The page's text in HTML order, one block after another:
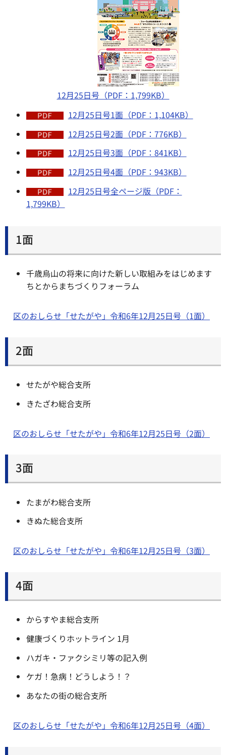
12月25日号（PDF：1,799KB）
12月25日号1面（PDF：1,104KB）
12月25日号2面（PDF：776KB）
12月25日号3面（PDF：841KB）
12月25日号4面（PDF：943KB）
12月25日号全ページ版（PDF：
1,799KB）
1面
千歳烏山の将来に向けた新しい取組みをはじめます
ちとからまちづくりフォーラム
区のおしらせ「せたがや」令和6年12月25日号（1面）
2面
せたがや総合支所
きたざわ総合支所
区のおしらせ「せたがや」令和6年12月25日号（2面）
3面
たまがわ総合支所
きぬた総合支所
区のおしらせ「せたがや」令和6年12月25日号（3面）
4面
からすやま総合支所
健康づくりホットライン 1月
ハガキ・ファクシミリ等の記入例
ケガ！急病！どうしよう！？
あなたの街の総合支所
区のおしらせ「せたがや」令和6年12月25日号（4面）